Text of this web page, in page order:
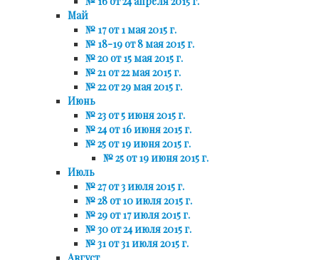
Май
№ 17 от 1 мая 2015 г.
№ 18-19 от 8 мая 2015 г.
№ 20 от 15 мая 2015 г.
№ 21 от 22 мая 2015 г.
№ 22 от 29 мая 2015 г.
Июнь
№ 23 от 5 июня 2015 г.
№ 24 от 16 июня 2015 г.
№ 25 от 19 июня 2015 г.
№ 25 от 19 июня 2015 г.
Июль
№ 27 от 3 июля 2015 г.
№ 28 от 10 июля 2015 г.
№ 29 от 17 июля 2015 г.
№ 30 от 24 июля 2015 г.
№ 31 от 31 июля 2015 г.